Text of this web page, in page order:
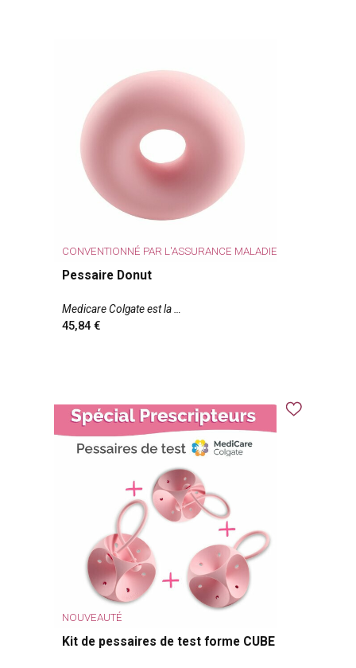
CONVENTIONNÉ PAR L'ASSURANCE MALADIE
Pessaire Donut
Medicare Colgate est la
45,84
NOUVEAUTÉ
Kit de pessaires de test forme CUBE